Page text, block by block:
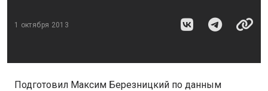
1 октября 2013
Подготовил Максим Березницкий по данным